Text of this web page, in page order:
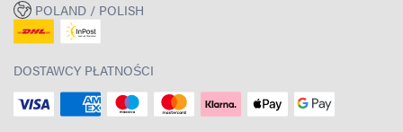
POLAND / POLISH
DOSTAWCY PŁATNOŚCI